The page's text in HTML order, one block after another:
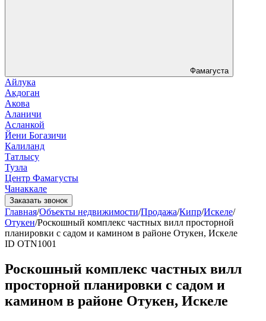
Фамагуста
Айлука
Акдоган
Акова
Аланичи
Асланкой
Йени Богазичи
Калиланд
Татлысу
Тузла
Центр Фамагусты
Чанаккале
Заказать звонок
Главная/Объекты недвижимости/Продажа/Кипр/Искеле/
Отукен/Роскошный комплекс частных вилл просторной
планировки с садом и камином в районе Отукен, Искеле
ID OTN1001
Роскошный комплекс частных вилл
просторной планировки с садом и
камином в районе Отукен, Искеле